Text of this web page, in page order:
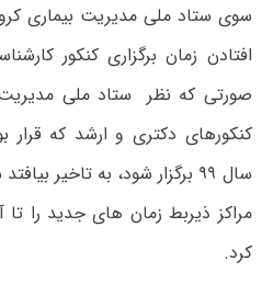
سوی ستاد ملی مدیریت بیماری
افتادن زمان برگزاری کنکور
صورتی که نظر ستاد ملی مدیریت
کنکورهای دکتری و ارشد که قرار
سال ۹۹ برگزار شود، به تاخیر
مراکز ذیربط زمان های جدید را تا
کرد.